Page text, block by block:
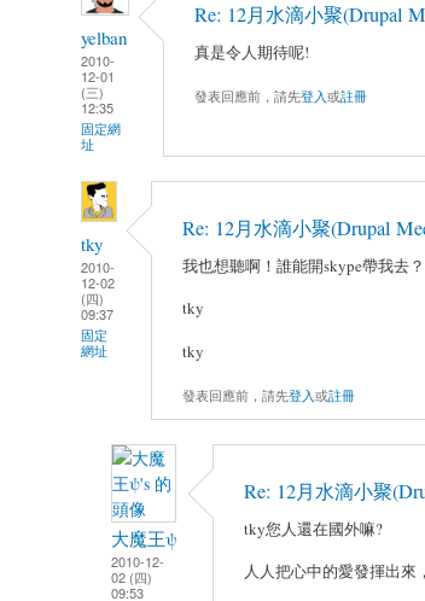
yelban
2010-
12-01
(三)
12:35
固定網
址
Re: 12月水滴小聚(Drupal
真是令人期待呢!
發表回應前，請先登入或註冊
tky
2010-
12-02
(四)
09:37
固定
網址
Re: 12月水滴小聚(Drupal
我也想聽啊！誰能開skype帶我去？
tky
tky
發表回應前，請先登入或註冊
大魔王ψ
2010-12-
02 (四)
09:53
Re: 12月水滴小聚
tky您人還在國外嘛?
人人把心中的愛發揮出